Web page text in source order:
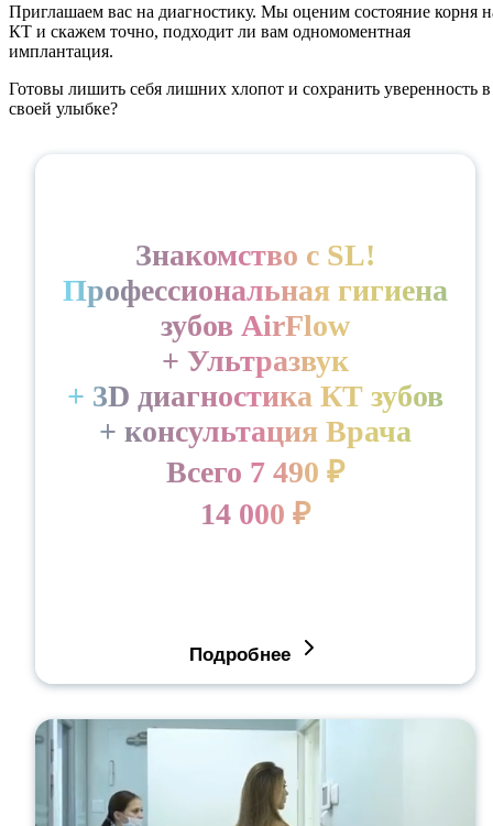
Приглашаем вас на диагностику. Мы оценим состояние корня
КТ и скажем точно, подходит ли вам одномоментная
имплантация.
Готовы лишить себя лишних хлопот и сохранить уверенность в
своей улыбке?
Знакомство с SL!
Профессиональная гигиена
зубов AirFlow
+ Ультразвук
+ 3D диагностика КТ зубов
+ консультация Врача
Всего 7 490 ₽
14 000 ₽
Подробнее